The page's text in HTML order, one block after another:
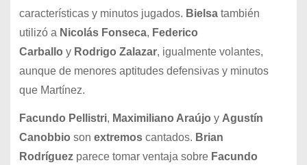
características y minutos jugados. Bielsa también
utilizó a Nicolás Fonseca, Federico
Carballo y Rodrigo Zalazar, igualmente volantes,
aunque de menores aptitudes defensivas y minutos
que Martínez.
Facundo Pellistri, Maximiliano Araújo y Agustín
Canobbio son extremos cantados. Brian
Rodríguezparece tomar ventaja sobre Facundo